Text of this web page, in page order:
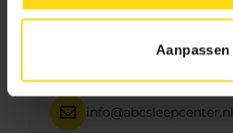
Aanpassen
071 - 542 68 36
info@abcsleepcenter.nl